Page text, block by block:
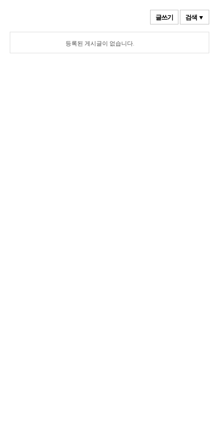
글쓰기 검색 ▼
등록된 게시글이 없습니다.